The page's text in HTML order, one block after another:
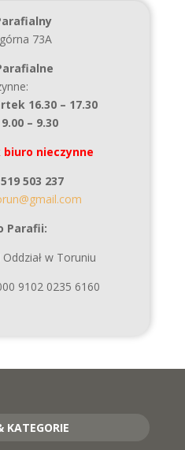
73A
16.30 – 17.30
– 9.30
biuro nieczynne
503 237
Parafii:
w Toruniu
9102 0235 6160
KATEGORIE